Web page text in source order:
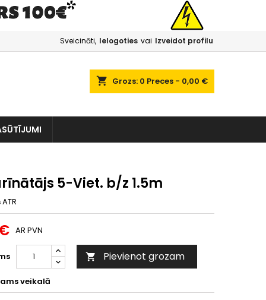
Sveicināti, Ielogoties vai Izveidot profilu
shopping_cart Grozs: 0 Preces - 0,00 €
5-Viet. b/z 1.5m
ATR
AR PVN
 Pievienot grozam
veikalā